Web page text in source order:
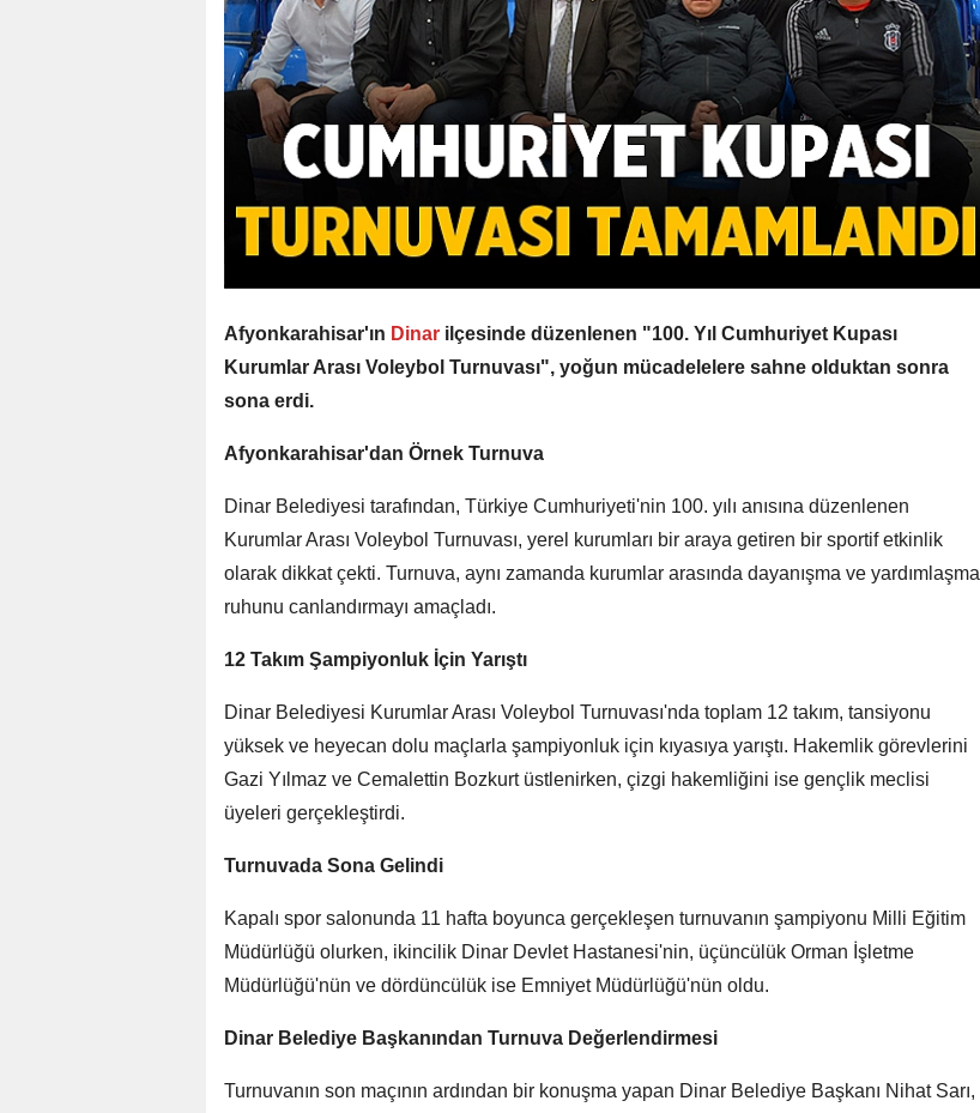
Afyonkarahisar'ın Dinar ilçesinde düzenlenen "100. Yıl Cumhuriyet Kupası
Kurumlar Arası Voleybol Turnuvası", yoğun mücadelelere sahne olduktan sonra
sona erdi.
Afyonkarahisar'dan Örnek Turnuva
Dinar Belediyesi tarafından, Türkiye Cumhuriyeti'nin 100. yılı anısına düzenlenen
Kurumlar Arası Voleybol Turnuvası, yerel kurumları bir araya getiren bir sportif etkinlik
olarak dikkat çekti. Turnuva, aynı zamanda kurumlar arasında dayanışma ve yardımlaşma
ruhunu canlandırmayı amaçladı.
12 Takım Şampiyonluk İçin Yarıştı
Dinar Belediyesi Kurumlar Arası Voleybol Turnuvası'nda toplam 12 takım, tansiyonu
yüksek ve heyecan dolu maçlarla şampiyonluk için kıyasıya yarıştı. Hakemlik görevlerini
Gazi Yılmaz ve Cemalettin Bozkurt üstlenirken, çizgi hakemliğini ise gençlik meclisi
üyeleri gerçekleştirdi.
Turnuvada Sona Gelindi
Kapalı spor salonunda 11 hafta boyunca gerçekleşen turnuvanın şampiyonu Milli Eğitim
Müdürlüğü olurken, ikincilik Dinar Devlet Hastanesi'nin, üçüncülük Orman İşletme
Müdürlüğü'nün ve dördüncülük ise Emniyet Müdürlüğü'nün oldu.
Dinar Belediye Başkanından Turnuva Değerlendirmesi
Turnuvanın son maçının ardından bir konuşma yapan Dinar Belediye Başkanı Nihat Sarı,